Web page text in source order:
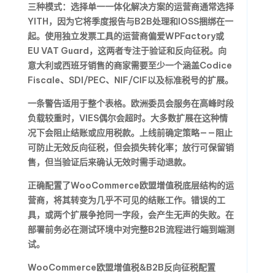
三种模式：选择单一一体化解决方案的运营商通常选择
YITH，因为它将季度报告与B2B处理和IOSS捆绑在一
起。使用独立发票工具的运营商偏爱WPFactory或
EU VAT Guard，这两者专注于验证和反向征税。向
意大利或西班牙销售的商家需要至少一个涵盖Codice
Fiscale、SDI/PEC、NIF/CIF以及标准税号的扩展。
一条警告适用于整个表格。欧洲委员会服务在高峰时段
负载较重时，VIES偶尔会超时。大多数扩展在这种情
况下会阻止结账或应用税款。上线前确定策略——阻止
可防止无效反向征税，但会损失转化率；放行可保留销
售，但当验证后来确认无效时需手动退款。
正确配置了WooCommerce欧盟增值税底层结构的运
营商，将其转变为几乎不可见的结账工作。错误的工
具，或两个扩展争抢同一字段，会产生无声的失败。在
部署前务必在测试环境中对完整B2B流程进行端到端测
试。
WooCommerce欧盟增值税&B2B反向征税配置